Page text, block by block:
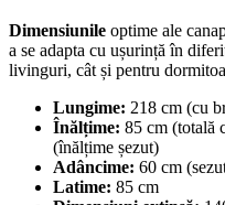
Dimensiunile optime ale
a se adapta cu ușurință în
livinguri, cât și pentru
Lungime: 218 cm (cu
Înălțime: 85 cm (totală
(înălțime șezut)
Adâncime: 60 cm
Latime: 85 cm